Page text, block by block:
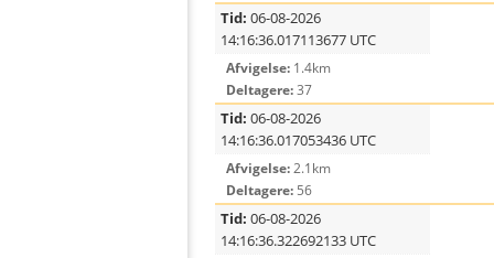
Tid: 06-08-2026
14:16:36.017113677 UTC
Afvigelse: 1.4km
Deltagere:37
Tid: 06-08-2026
14:16:36.017053436 UTC
Afvigelse:2.1km
Deltagere: 56
Tid: 06-08-2026
14:16:36.322692133 UTC